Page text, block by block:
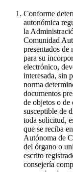
Conforme
autonómica
la
Comunidad
presentados de
para su
electrónico,
interesada, sin
norma
documentos
de objetos o de
susceptible de
toda solicitud,
que se reciba
Autónoma de
del órgano o
escrito
consejería